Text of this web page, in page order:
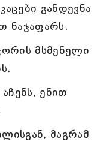
განდევნა
ნაჯაფარს.
მსმენელი
ენით
მაგრამ